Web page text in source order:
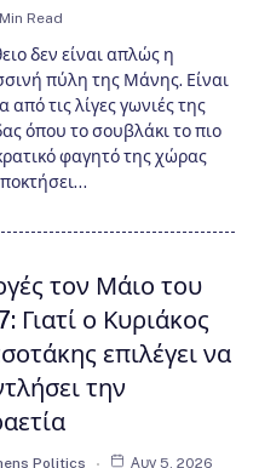
Read
δεν είναι απλώς η
πύλη της Μάνης. Είναι
από τις λίγες γωνιές της
όπου το σουβλάκι το πιο
φαγητό της χώρας
τον Μάιο του
Γιατί ο Κυριάκος
επιλέγει να
την
Politics Αυγ 5, 2026